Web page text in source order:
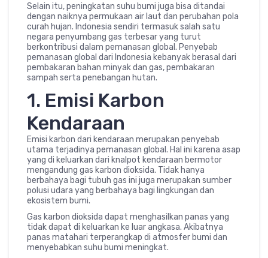
Selain itu, peningkatan suhu bumi juga bisa ditandai
dengan naiknya permukaan air laut dan perubahan pola
curah hujan. Indonesia sendiri termasuk salah satu
negara penyumbang gas terbesar yang turut
berkontribusi dalam pemanasan global. Penyebab
pemanasan global dari Indonesia kebanyak berasal dari
pembakaran bahan minyak dan gas, pembakaran
sampah serta penebangan hutan.
1. Emisi Karbon
Kendaraan
Emisi karbon dari kendaraan merupakan penyebab
utama terjadinya pemanasan global. Hal ini karena asap
yang di keluarkan dari knalpot kendaraan bermotor
mengandung gas karbon dioksida. Tidak hanya
berbahaya bagi tubuh gas ini juga merupakan sumber
polusi udara yang berbahaya bagi lingkungan dan
ekosistem bumi.
Gas karbon dioksida dapat menghasilkan panas yang
tidak dapat di keluarkan ke luar angkasa. Akibatnya
panas matahari terperangkap di atmosfer bumi dan
menyebabkan suhu bumi meningkat.